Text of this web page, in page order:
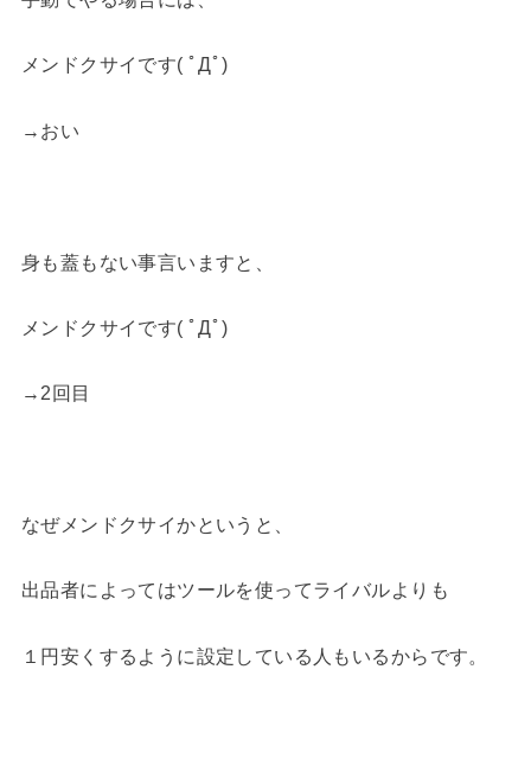
メンドクサイです( ﾟДﾟ)
→おい
身も蓋もない事言いますと、
メンドクサイです( ﾟДﾟ)
→2回目
なぜメンドクサイかというと、
出品者によってはツールを使ってライバルよりも
１円安くするように設定している人もいるからです。